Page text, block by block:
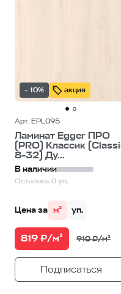
– 10% акция
Арт. EPL095
Ламинат Egger ПРО
(PRO) Классик
8-32) Ду...
В наличии
Осталось 0 уп.
Цена за м² уп.
819 ₽/м² 910 ₽/м²
Подписаться